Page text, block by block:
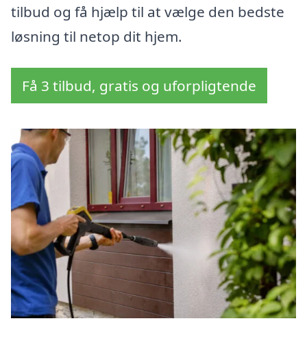
tilbud og få hjælp til at vælge den bedste
løsning til netop dit hjem.
Få 3 tilbud, gratis og uforpligtende